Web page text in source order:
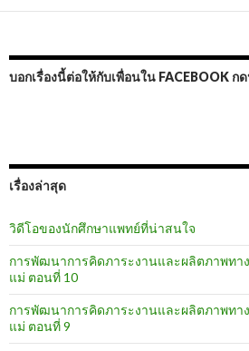
บอกเรื่องนี้ต่อให้กับเพื่อนใน FACEBOOK ก
เรื่องล่าสุด
วิดีโอของนักศึกษาแพทย์ที่น่าสนใจ
การพัฒนาการคิดภาระงานและผลิตภาพทา
แม่ ตอนที่ 10
การพัฒนาการคิดภาระงานและผลิตภาพทา
แม่ ตอนที่ 9